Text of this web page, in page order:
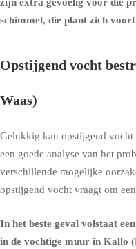
schimmel, die plant zich
Opstijgend vocht
Waas)
Gelukkig kan opstijgend
een goede analyse van het
verschillende mogelijke
opstijgend vocht vraagt om
In het beste geval volstaat
in de vochtige muur in Kallo